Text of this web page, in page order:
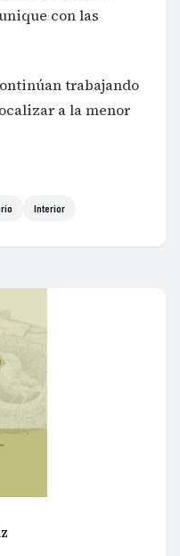
con las
trabajando
a la menor
Interior